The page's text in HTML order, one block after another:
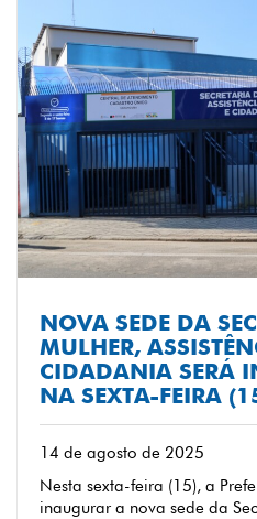
NOVA SEDE DA
MULHER,
CIDADANIA SERÁ
NA SEXTA-FEIRA
14 de agosto de 2025
Nesta sexta-feira (15), a
inaugurar a nova sede da